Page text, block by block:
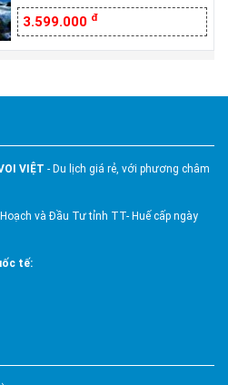
3.599.000 đ
VIỆT - Du lịch giá rẻ, với phương châm
và Đầu Tư tỉnh TT- Huế cấp ngày
tế: